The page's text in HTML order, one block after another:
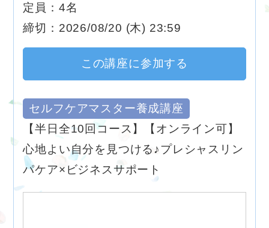
定員：4名
締切：2026/08/20 (木) 23:59
この講座に参加する
セルフケアマスター養成講座
【半日全10回コース】【オンライン可】
心地よい自分を見つける♪プレシャスリン
パケア×ビジネスサポート